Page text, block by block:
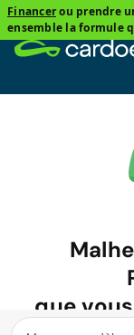
Financerou prendre
ensemble la formule
que